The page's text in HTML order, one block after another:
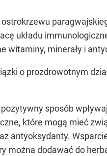
układu
witaminy, minerały i
o prozdrowotnym
sposób
które mogą mieć
antyoksydanty.
można dodawać do